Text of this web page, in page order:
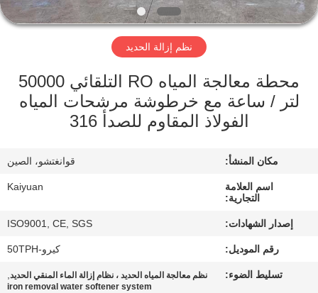
جولة
المعمل
الجودة
اطلب
نظم إزالة الحديد
محطة معالجة المياه RO التلقائي 50000
لتر / ساعة مع خرطوشة مرشحات المياه
الفولاذ المقاوم للصدأ 316
مكان المنشأ: قوانغتشو، الصين
اسم العلامة
التجارية:
Kaiyuan
إصدار الشهادات: ISO9001, CE, SGS
رقم الموديل: كيرو-50TPH
تسليط الضوء: نظم معالجة المياه الحديد ، نظام إزالة الماء المنقي الحديد,
iron removal water softener system